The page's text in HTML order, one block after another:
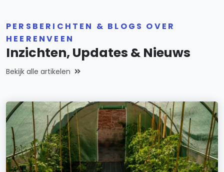
PERSBERICHTEN & BLOGS OVER
HEERENVEEN
Inzichten, Updates & Nieuws
Bekijk alle artikelen